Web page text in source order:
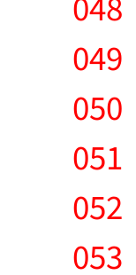
049
050
051
052
053